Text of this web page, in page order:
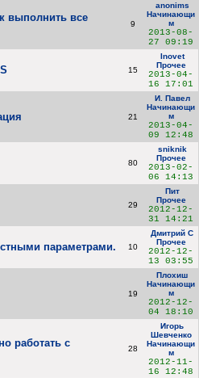
выполнить все
9
anonims
Начинающи
м
2013-08-
27 09:19
15
Inovet
Прочее
2013-04-
16 17:01
21
И. Павел
Начинающи
м
2013-04-
09 12:48
80
sniknik
Прочее
2013-02-
06 14:13
29
Пит
Прочее
2012-12-
31 14:21
параметрами. 10
Дмитрий С
Прочее
2012-12-
13 03:55
19
Плохиш
Начинающи
м
2012-12-
04 18:10
работать с
28
Игорь
Шевченко
Начинающи
м
2012-11-
16 12:48